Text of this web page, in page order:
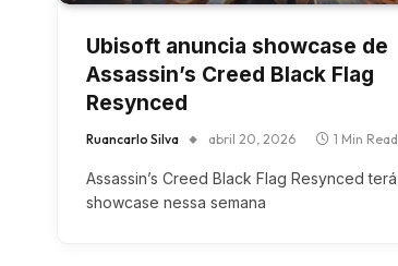
Ubisoft anuncia showcase de
Assassin’s Creed Black Flag
Resynced
Ruancarlo Silva abril 20, 2026 1 Min Read
Assassin’s Creed Black Flag Resynced terá
showcase nessa semana